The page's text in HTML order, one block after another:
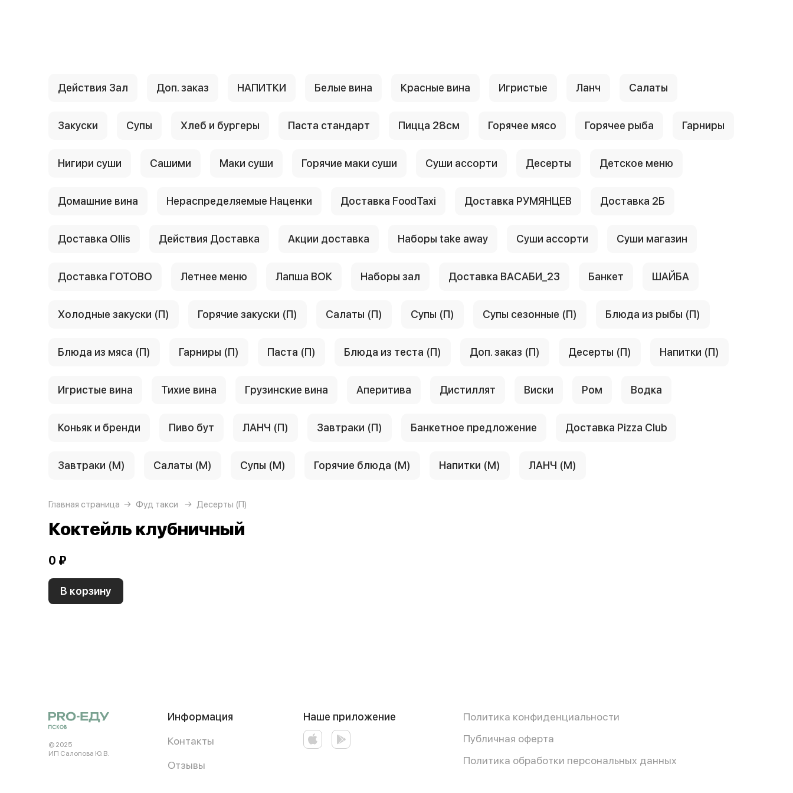
Действия Зал Доп. заказ НАПИТКИ Белые вина Красные вина Игристые Ланч Салаты
Закуски Супы Хлеб и бургеры Паста стандарт Пицца 28см Горячее мясо Горячее рыба Гарниры
Нигири суши Сашими Маки суши Горячие маки суши Суши ассорти Десерты Детское меню
Домашние вина Нераспределяемые Наценки Доставка FoodTaxi Доставка РУМЯНЦЕВ Доставка 2Б
Доставка Ollis Действия Доставка Акции доставка Наборы take away Суши ассорти Суши магазин
Доставка ГОТОВО Летнее меню Лапша ВОК Наборы зал Доставка ВАСАБИ_23 Банкет ШАЙБА
Холодные закуски (П) Горячие закуски (П) Салаты (П) Супы (П) Супы сезонные (П) Блюда из рыбы (П)
Блюда из мяса (П) Гарниры (П) Паста (П) Блюда из теста (П) Доп. заказ (П) Десерты (П) Напитки (П)
Игристые вина Тихие вина Грузинские вина Аперитива Дистиллят Виски Ром Водка
Коньяк и бренди Пиво бут ЛАНЧ (П) Завтраки (П) Банкетное предложение Доставка Pizza Club
Завтраки (М) Салаты (М) Супы (М) Горячие блюда (М) Напитки (М) ЛАНЧ (М)
Главная страница Фуд такси Десерты (П)
Коктейль клубничный
0 ₽
В корзину
© 2025
ИП Салопова Ю. В.
Информация
Контакты
Отзывы
Наше приложение
Политика конфиденциальности
Публичная оферта
Политика обработки персональных данных